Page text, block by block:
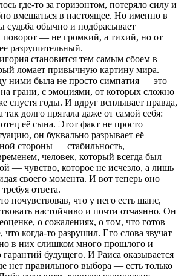
где-то за горизонтом, потеряло силу и
вмешаться в настоящее. Но именно в
судьба обычно и подбрасывает
— не громкий, а тихий, но от
разрушительный.
становится тем самым сбоем в
ломает привычную картину мира.
ними была не просто симпатия — это
грани, с эмоциями, от которых сложно
спустя годы. И вдруг всплывает правда,
так долго прятала даже от самой себя:
её сына. Этот факт не просто
он буквально разрывает её
стороны — стабильность,
человек, который всегда был
— чувство, которое не исчезло, а лишь
своего момента. И вот теперь оно
ответа.
почувствовав, что у него есть шанс,
настойчиво и почти отчаянно. Он
о сожалениях, о том, что готов
что когда-то разрушил. Его слова звучат
в них слишком много прошлого и
будущего. И Раиса оказывается
нет правильного выбора — есть только